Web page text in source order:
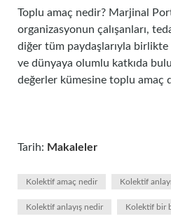
Toplu amaç nedir? Marjinal
organizasyonun çalışanları,
diğer tüm paydaşlarıyla
ve dünyaya olumlu katkıda
değerler kümesine toplu amaç
Tarih: Makaleler
Kolektif amaç nedir Kolektif
Kolektif anlayış nedir Kolektif bir